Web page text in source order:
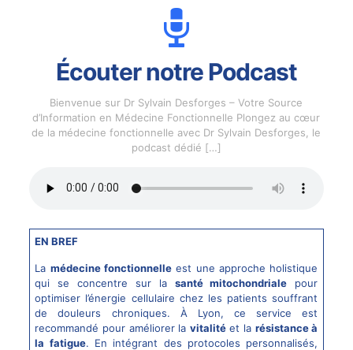
Écouter notre Podcast
Bienvenue sur Dr Sylvain Desforges – Votre Source
d’Information en Médecine Fonctionnelle Plongez au cœur
de la médecine fonctionnelle avec Dr Sylvain Desforges, le
podcast dédié […]
EN BREF
La médecine fonctionnelle est une approche holistique
qui se concentre sur la santé mitochondriale pour
optimiser l’énergie cellulaire chez les patients souffrant
de douleurs chroniques. À Lyon, ce service est
recommandé pour améliorer la vitalitéet la résistance à
la fatigue. En intégrant des protocoles personnalisés,